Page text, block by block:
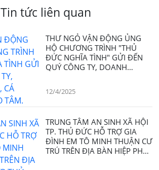
Tin tức liên quan
THƯ NGỎ VẬN ĐỘNG ỦNG
HỘ CHƯƠNG TRÌNH "THỦ
ĐỨC NGHĨA TÌNH" GỬI ĐẾN
QUÝ CÔNG TY, DOANH
12/4/2025
TRUNG TÂM AN SINH XÃ HỘI
TP. THỦ ĐỨC HỖ TRỢ GIA
ĐÌNH EM TÔ MINH THUẬN CƯ
TRÚ TRÊN ĐỊA BÀN HIỆP PHÚ